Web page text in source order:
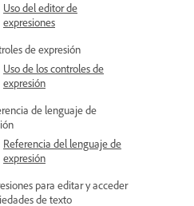
Uso del editor de
expresiones
de expresión
Uso de los controles de
expresión
de lenguaje de
Referencia del lenguaje de
expresión
para editar y acceder
de texto